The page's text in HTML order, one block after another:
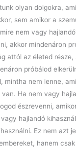
olyan dolgokra,
sem amikor a
nem vagy
akkor mindenáron
attól az életed része,
próbálod
mintha nem lenne,
Ha nem vagy
észrevenni,
hajlandó
Ez nem azt
hanem